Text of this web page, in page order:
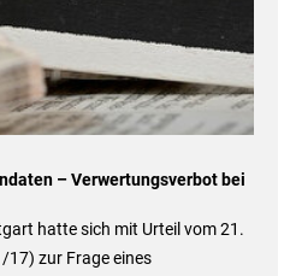
– Verwertungsverbot bei
hatte sich mit Urteil vom 21.
17) zur Frage eines